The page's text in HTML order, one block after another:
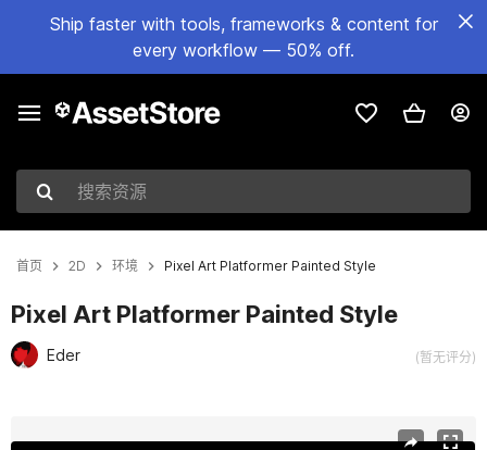
Ship faster with tools, frameworks & content for
every workflow — 50% off.
搜索资源
首页 2D 环境 Pixel Art Platformer Painted Style
Pixel Art Platformer Painted Style
Eder (暂无评分)